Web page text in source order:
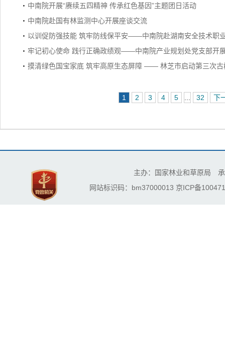
中南院开展“赓续五四精神 传承红色基因”主题团日活动
中南院赴国有林监测中心开展座谈交流
以训促防强技能 筑牢防线保平安——中南院赴湖南安全技术职
牢记初心使命 践行正确政绩观——中南院产业规划处党支部开
摸清绿色国宝家底 筑牢高原生态屏障 —— 林芝市启动第三次古
1 2 3 4 5 ... 32 下
主办：国家林业和草原局
网站标识码：bm37000013 京ICP备